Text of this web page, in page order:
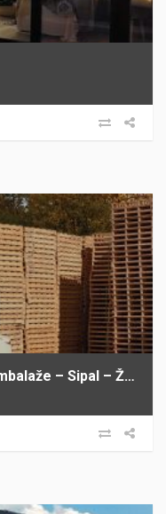
Proizvodnja paleta i drvene ambalaže – Sipal – Žabalj